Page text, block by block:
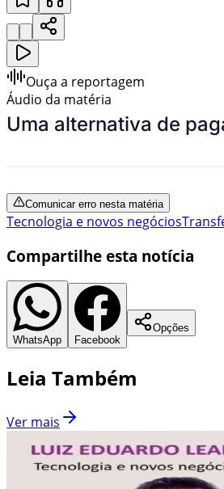
Ouça a reportagem
Áudio da matéria
Uma alternativa de
Comunicar erro nesta matéria
Tecnologia e novos negócios
Compartilhe esta notícia
WhatsApp Facebook
Opções
Leia Também
Ver mais